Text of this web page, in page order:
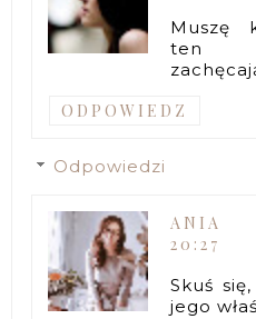
Muszę
ten
ODPOWIEDZ
Odpowiedzi
ANIA
20:27
Skuś
jego